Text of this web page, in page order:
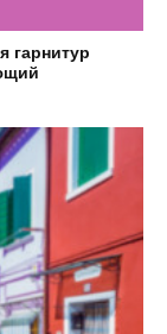
гарнитур